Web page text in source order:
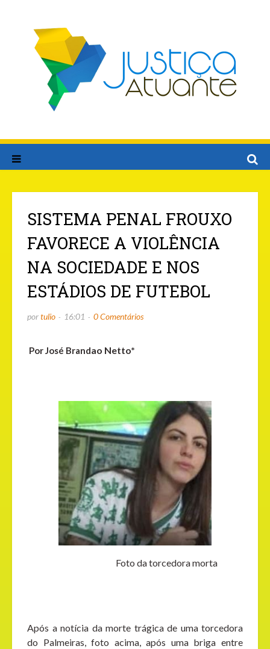
SISTEMA PENAL FROUXO
FAVORECE A VIOLÊNCIA
NA SOCIEDADE E NOS
ESTÁDIOS DE FUTEBOL
portulio 16:01 0 Comentários
Por José Brandao Netto*
Foto da torcedora morta
Após a notícia da morte trágica de uma torcedora
do Palmeiras, foto acima, após uma briga entre